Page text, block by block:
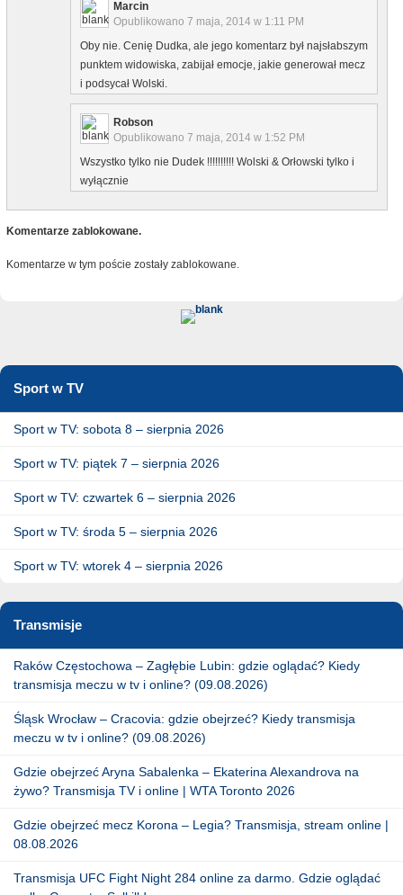
Marcin
Opublikowano 7 maja, 2014 w 1:11 PM
Oby nie. Cenię Dudka, ale jego komentarz był najsłabszym
punktem widowiska, zabijał emocje, jakie generował mecz
i podsycał Wolski.
Robson
Opublikowano 7 maja, 2014 w 1:52 PM
Wszystko tylko nie Dudek !!!!!!!!!! Wolski & Orłowski tylko i
wyłącznie
Komentarze zablokowane.
Komentarze w tym poście zostały zablokowane.
Sport w TV
Sport w TV: sobota 8 – sierpnia 2026
Sport w TV: piątek 7 – sierpnia 2026
Sport w TV: czwartek 6 – sierpnia 2026
Sport w TV: środa 5 – sierpnia 2026
Sport w TV: wtorek 4 – sierpnia 2026
Transmisje
Raków Częstochowa – Zagłębie Lubin: gdzie oglądać? Kiedy
transmisja meczu w tv i online? (09.08.2026)
Śląsk Wrocław – Cracovia: gdzie obejrzeć? Kiedy transmisja
meczu w tv i online? (09.08.2026)
Gdzie obejrzeć Aryna Sabalenka – Ekaterina Alexandrova na
żywo? Transmisja TV i online | WTA Toronto 2026
Gdzie obejrzeć mecz Korona – Legia? Transmisja, stream online |
08.08.2026
Transmisja UFC Fight Night 284 online za darmo. Gdzie oglądać